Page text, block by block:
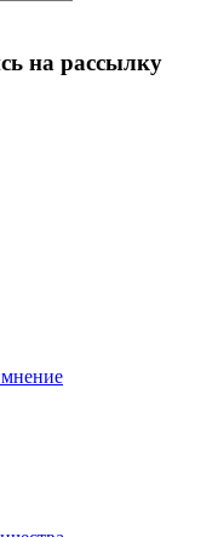
на рассылку